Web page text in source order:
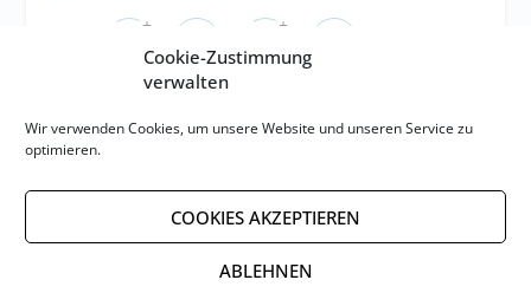
Cookie-Zustimmung
verwalten
Wir verwenden Cookies, um unsere Website und unseren Service zu
optimieren.
COOKIES AKZEPTIEREN
ABLEHNEN
+ +
RSS
RSS-FEED abonnieren